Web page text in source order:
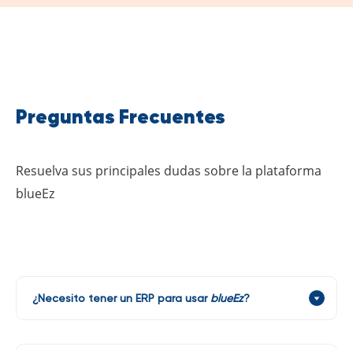
Preguntas Frecuentes
Resuelva sus principales dudas sobre la plataforma
blueEz
¿Necesito tener un ERP para usar blueEz?